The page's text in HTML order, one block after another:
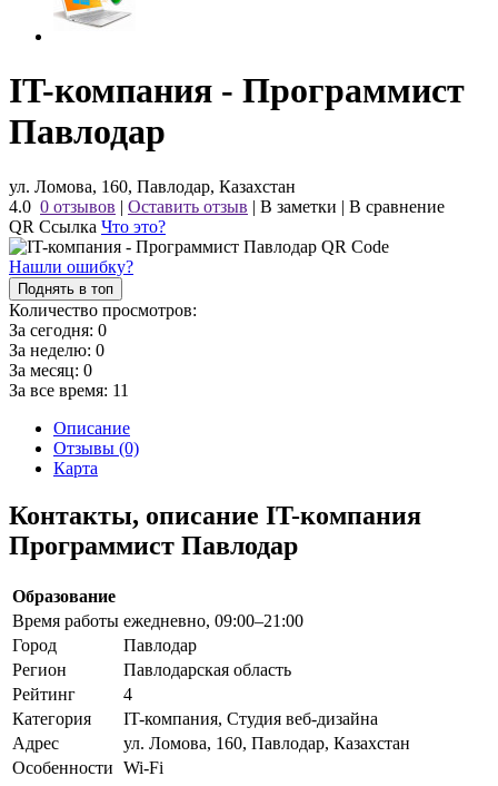
IT-компания - Программист
Павлодар
ул. Ломова, 160, Павлодар, Казахстан
4.0 0 отзывов | Оставить отзыв | В заметки | В сравнение
QR Ссылка Что это?
Нашли ошибку?
Поднять в топ
Количество просмотров:
За сегодня: 0
За неделю: 0
За месяц: 0
За все время: 11
Описание
Отзывы (0)
Карта
Контакты, описание IT-компания
Программист Павлодар
Образование
Время работы ежедневно, 09:00–21:00
Город
Павлодар
Регион
Павлодарская область
Рейтинг
4
Категория
IT-компания, Студия веб-дизайна
Адрес
ул. Ломова, 160, Павлодар, Казахстан
Особенности Wi-Fi